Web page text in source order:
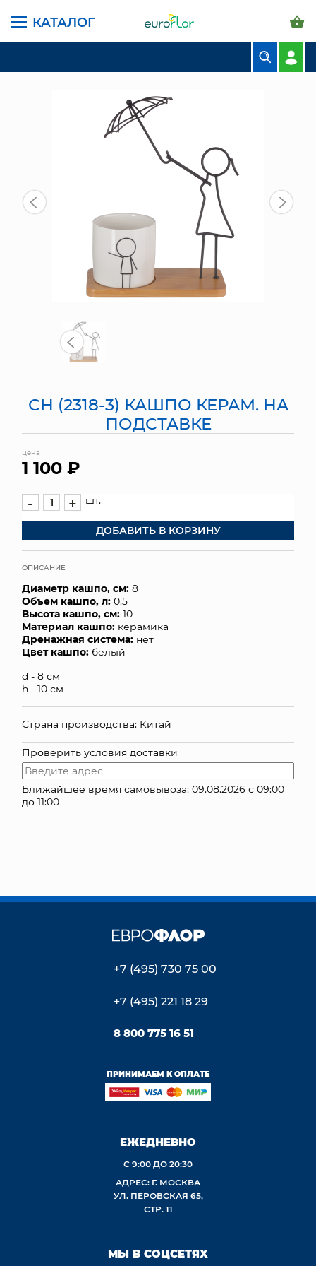
КАТАЛОГ
ЦВЕТЫ В ПАЧКАХ
СВАДЕБНАЯ ФЛОРИСТИКА
КОМНАТНЫЕ РАСТЕНИЯ
ГОРШКИ И КАШПО
ГРУНТЫ И УДОБРЕНИЯ
ПРЕДМЕТЫ ИНТЕРЬЕРА
ЯЩИКИ
СУНДУКИ
ПОДАРОЧНЫЕ КАРТЫ
ОПТОВЫМ КЛИЕНТАМ
ДОСТАВКА И ОПЛАТА
ГЛАВНАЯ СТРАНИЦА КАТАЛОГ
ГОРШКИ И КАШПО
СН (2318-3) КАШПО КЕРАМ. НА
ПОДСТАВКЕ
цена
1 100 ₽
- + шт.
ДОБАВИТЬ В КОРЗИНУ
ОПИСАНИЕ
Диаметр кашпо, см: 8
Объем кашпо, л: 0.5
Высота кашпо, см: 10
Материал кашпо: керамика
Дренажная система: нет
Цвет кашпо: белый
d - 8 см
h - 10 см
Страна производства: Китай
Проверить условия доставки
Ближайшее время самовывоза: 09.08.2026 с 09:00
до 11:00
+7 (495) 730 75 00
+7 (495) 221 18 29
8 800 775 16 51
ПРИНИМАЕМ К ОПЛАТЕ
ЕЖЕДНЕВНО
С 9:00 ДО 20:30
АДРЕС: Г. МОСКВА
УЛ. ПЕРОВСКАЯ 65,
СТР. 11
МЫ В СОЦСЕТЯХ